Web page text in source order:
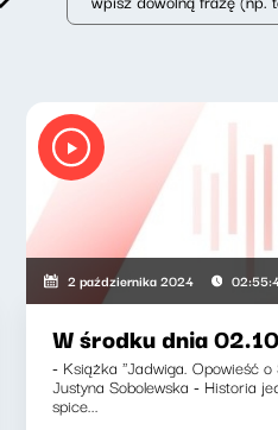
2 października 2024
W środku dnia
- Książka ''Jadwiga. Opowieść
Justyna Sobolewska - Historia
spice...